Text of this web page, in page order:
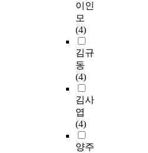
이인
모
(4)
김규
동
(4)
김사
엽
(4)
양주